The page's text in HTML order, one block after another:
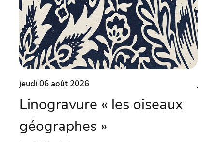
jeudi 06 août 2026
Linogravure « les oiseaux
géographes »